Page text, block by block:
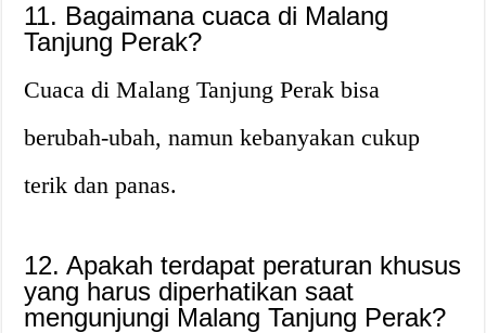
11. Bagaimana cuaca di Malang
Tanjung Perak?
Cuaca di Malang Tanjung Perak bisa
berubah-ubah, namun kebanyakan cukup
terik dan panas.
12. Apakah terdapat peraturan khusus
yang harus diperhatikan saat
mengunjungi Malang Tanjung Perak?